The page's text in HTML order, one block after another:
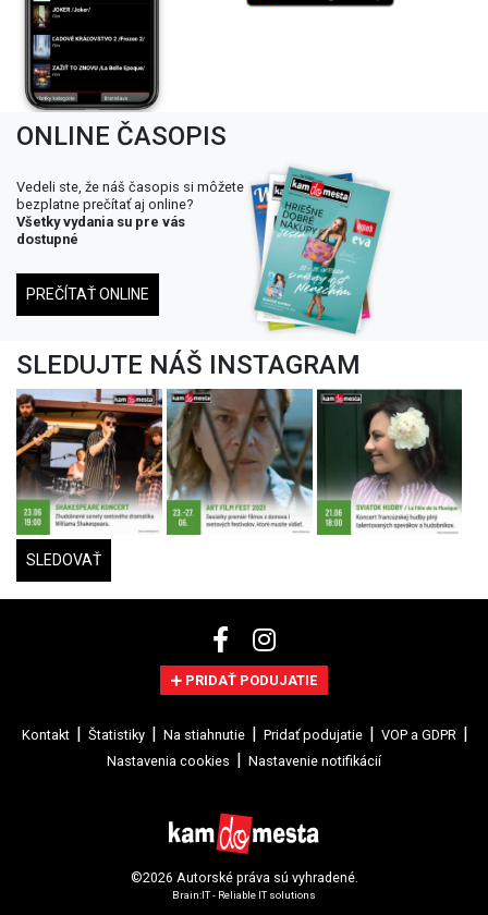
ONLINE ČASOPIS
Vedeli ste, že náš časopis si môžete
bezplatne prečítať aj online?
Všetky vydania su pre vás
dostupné
PREČÍTAŤ ONLINE
SLEDUJTE NÁŠ INSTAGRAM
SLEDOVAŤ
PRIDAŤ PODUJATIE
Kontakt Štatistiky Na stiahnutie Pridať podujatie
VOP a GDPR
Nastavenia cookies
Nastavenie notifikácií
©2026 Autorské práva sú vyhradené.
Brain:IT - Reliable IT solutions